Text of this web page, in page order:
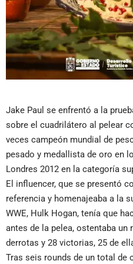
Jake Paul se enfrentó a la
sobre el cuadrilátero al pelear
veces campeón mundial de
pesado y medallista de oro en
Londres 2012 en la categoría
El influencer, que se presentó
referencia y homenajeaba a la
WWE, Hulk Hogan, tenía que
antes de la pelea, ostentaba un
derrotas y 28 victorias, 25 de
Tras seis rounds de un total de